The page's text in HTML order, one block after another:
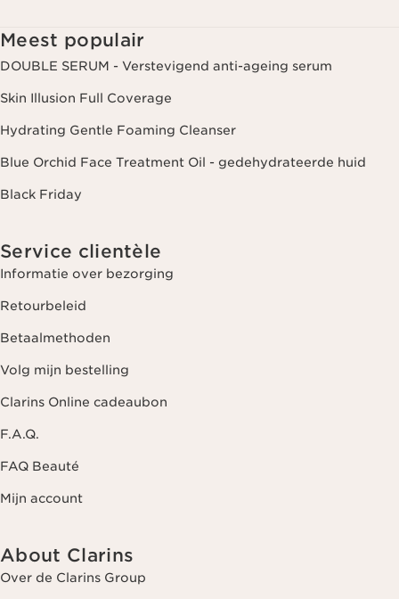
Meest populair
DOUBLE SERUM - Verstevigend anti-ageing serum
Skin Illusion Full Coverage
Hydrating Gentle Foaming Cleanser
Blue Orchid Face Treatment Oil - gedehydrateerde huid
Black Friday
Service clientèle
Informatie over bezorging
Retourbeleid
Betaalmethoden
Volg mijn bestelling
Clarins Online cadeaubon
F.A.Q.
FAQ Beauté
Mijn account
About Clarins
Over de Clarins Group